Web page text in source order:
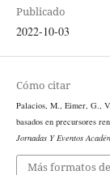
Publicado
2022-10-03
Cómo citar
Palacios, M., Eimer, G.,
basados en precursores
Jornadas Y Eventos
Más formatos